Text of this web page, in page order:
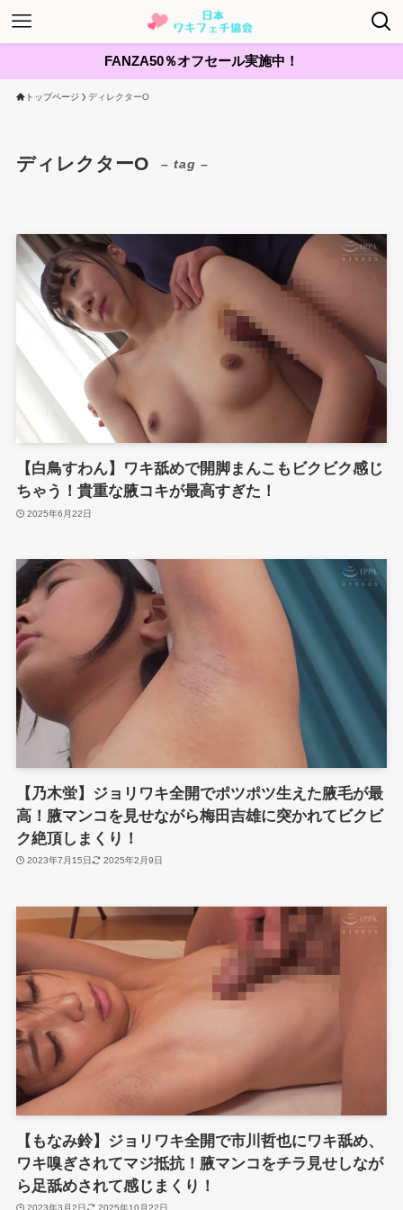
FANZA50％オフセール実施中！
トップページ ディレクターO
ディレクターO – tag –
【白鳥すわん】ワキ舐めで開脚まんこもビクビク感じ
ちゃう！貴重な腋コキが最高すぎた！
2025年6月22日
【乃木蛍】ジョリワキ全開でポツポツ生えた腋毛が最
高！腋マンコを見せながら梅田吉雄に突かれてビクビ
ク絶頂しまくり！
2023年7月15日 2025年2月9日
【もなみ鈴】ジョリワキ全開で市川哲也にワキ舐め、
ワキ嗅ぎされてマジ抵抗！腋マンコをチラ見せしなが
ら足舐めされて感じまくり！
2023年3月2日 2025年10月22日